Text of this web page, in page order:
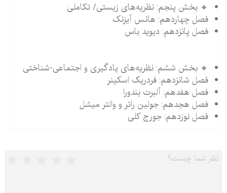
🔸 بخش پنجم: نظریه‌های زیستی/ تکاملی
فصل چهاردهم: هانس آیزنک
فصل پانزدهم: دیوید باس
🔸 بخش ششم: نظریه‌‌های یادگیری و اجتماعی-شناختی
فصل شانزدهم: فردریک اسکینر
فصل هفدهم: آلبرت بندورا
فصل هجدهم: جولین راتر و والتر میشل
فصل نوزدهم: جورج کلی